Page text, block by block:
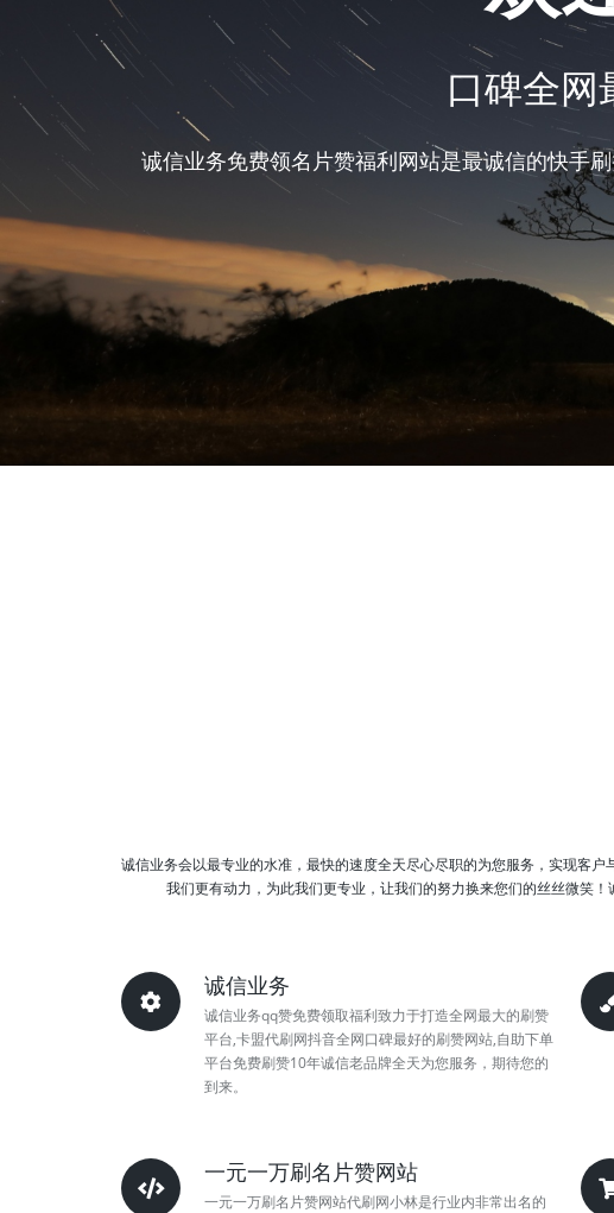
口碑全网
诚信业务免费领名片赞福利网站是最诚信的快手
诚信业务会以最专业的水准，最快的速度全天尽心尽职的为您服务，实现客
我们更有动力，为此我们更专业，让我们的努力换来您们的丝丝微笑
诚信业务
诚信业务qq赞免费领取福利致力于打造全网最大的刷赞
平台,卡盟代刷网抖音全网口碑最好的刷赞网站,自助下单
平台免费刷赞10年诚信老品牌全天为您服务，期待您的
到来。
一元一万刷名片赞网站
一元一万刷名片赞网站代刷网小林是行业内非常出名的